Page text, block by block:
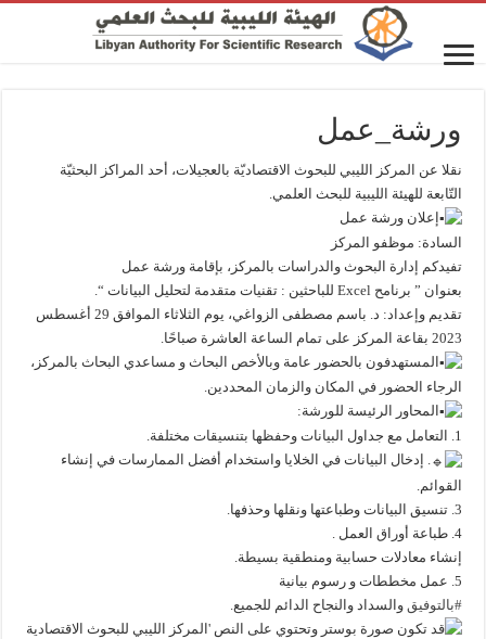
ورشة_عمل
نقلا عن المركز الليبي للبحوث الاقتصاديّة بالعجيلات، أحد المراكز البحثيّة
التّابعة للهيئة الليبية للبحث العلمي.
إعلان ورشة عمل
السادة: موظفو المركز
تفيدكم إدارة البحوث والدراسات بالمركز، بإقامة ورشة عمل
بعنوان ” برنامح Excel للباحثين : تقنيات متقدمة لتحليل البيانات “.
تقديم وإعداد: د. باسم مصطفى الزواغي، يوم الثلاثاء الموافق 29 أغسطس
2023 بقاعة المركز على تمام الساعة العاشرة صباحًا.
المستهدفون بالحضور عامة وبالأخص البحاث و مساعدي البحاث بالمركز،
الرجاء الحضور في المكان والزمان المحددين.
المحاور الرئيسة للورشة:
1. التعامل مع جداول البيانات وحفظها بتنسيقات مختلفة.
. إدخال البيانات في الخلايا واستخدام أفضل الممارسات في إنشاء
القوائم.
3. تنسيق البيانات وطباعتها ونقلها وحذفها.
4. طباعة أوراق العمل .
إنشاء معادلات حسابية ومنطقية بسيطة.
5. عمل مخططات و رسوم بيانية
#بالتوفيق والسداد والنجاح الدائم للجميع.